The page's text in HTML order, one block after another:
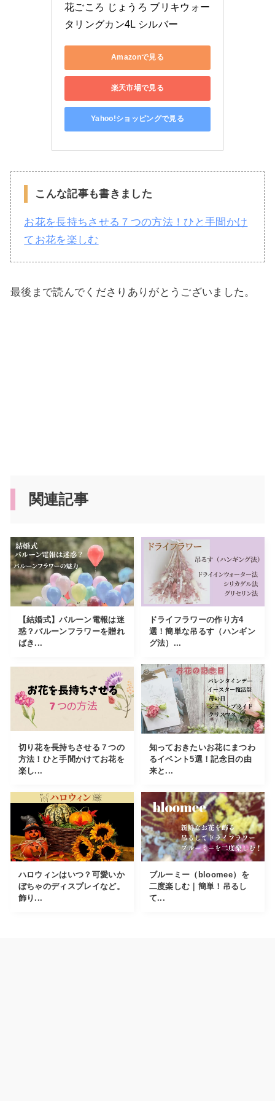
花ごころ じょうろ ブリキウォー
タリングカン4L シルバー
Amazonで見る
楽天市場で見る
Yahoo!ショッピングで見る
こんな記事も書きました
お花を長持ちさせる７つの方法！ひと手間かけ
てお花を楽しむ
最後まで読んでくださりありがとうございました。
関連記事
【結婚式】バルーン電報は迷
惑？バルーンフラワーを贈れ
ばき...
ドライフラワーの作り方4
選！簡単な吊るす（ハンギン
グ法）...
切り花を長持ちさせる７つの
方法！ひと手間かけてお花を
楽し...
知っておきたいお花にまつわ
るイベント5選！記念日の由
来と...
ハロウィンはいつ？可愛いか
ぼちゃのディスプレイなど。
飾り...
ブルーミー（bloomee）を
二度楽しむ｜簡単！吊るし
て...